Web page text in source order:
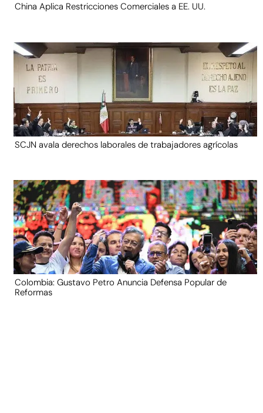
China Aplica Restricciones Comerciales a EE. UU.
SCJN avala derechos laborales de trabajadores agrícolas
Colombia: Gustavo Petro Anuncia Defensa Popular de
Reformas